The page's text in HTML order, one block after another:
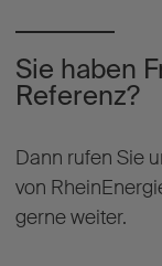
Sie haben
Referenz?
Dann rufen Sie
von
gerne weiter.